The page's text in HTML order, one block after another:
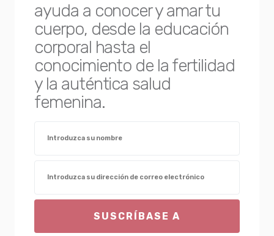
ayuda a conocer y amar tu
cuerpo, desde la educación
corporal hasta el
conocimiento de la fertilidad
y la auténtica salud
femenina.
SUSCRÍBASE A